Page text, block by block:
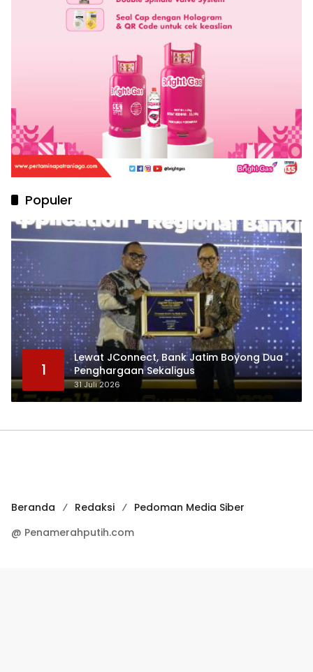
Populer
1
Lewat JConnect, Bank Jatim Boyong Dua
Penghargaan Sekaligus
31 Juli 2026
Beranda Redaksi
Pedoman Media Siber
@ Penamerahputih.com